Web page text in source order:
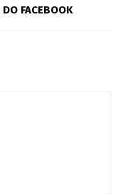
FACEBOOK